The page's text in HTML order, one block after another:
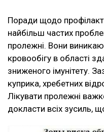
Поради щодо
найбільш частих
пролежні. Вони
кровообігу в області
зниженого імунітету.
куприка, хребетних
Лікувати пролежні
докласти всіх зусиль,